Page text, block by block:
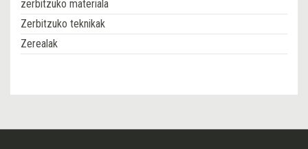
zerbitzuko materiala
Zerbitzuko teknikak
Zerealak